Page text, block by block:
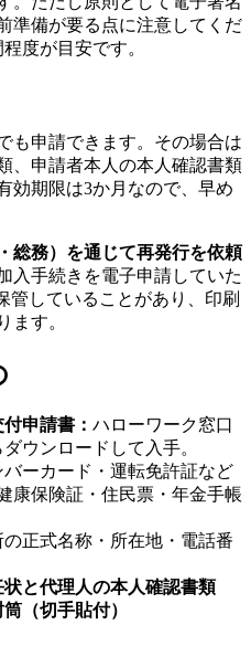
準備が要る点に注意してくだ
度が目安です。
も申請できます。その場合は
、申請者本人の本人確認書類
効期限は3か月なので、早め
総務）を通じて再発行を依頼
入手続きを電子申請していた
管していることがあり、印刷
ます。
申請書： ハローワーク窓口
ウンロードして入手。
バーカード・運転免許証など
康保険証・住民票・年金手帳
の正式名称・所在地・電話番
状と代理人の本人確認書類
（切手貼付）